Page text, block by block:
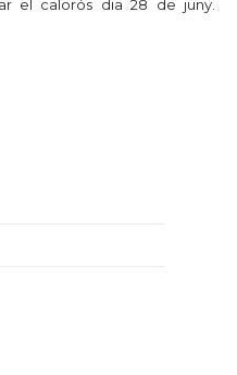
el calorós dia 28 de juny.